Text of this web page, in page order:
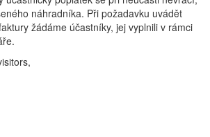
náhradníka. Při požadavku uvádět
žádáme účastníky, jej vyplnili v rámci